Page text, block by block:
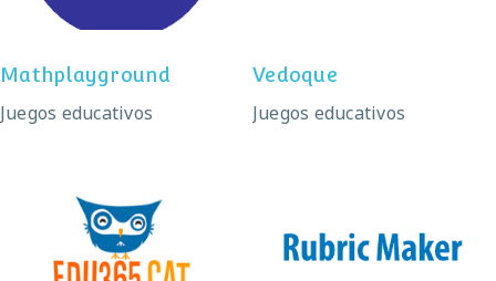
Mathplayground
Juegos educativos
Vedoque
Juegos educativos
edu365 Rubric Maker